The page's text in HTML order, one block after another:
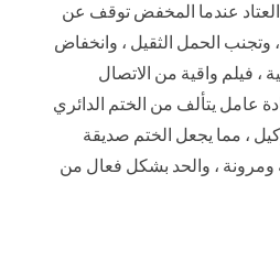
عندما المخفض توقف عن
وتجنب الحمل الثقيل ، وانخفاض
، فيلم واقية من الاتصال
عامل يتألف من الختم الدائري
، مما يجعل الختم صديقة
ومرونة ، والحد بشكل فعال من